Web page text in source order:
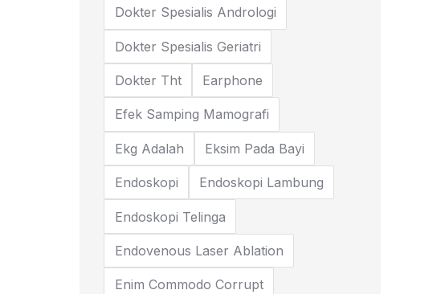
Dokter Spesialis Andrologi
Dokter Spesialis Geriatri
Dokter Tht Earphone
Efek Samping Mamografi
Ekg Adalah Eksim Pada Bayi
Endoskopi Endoskopi Lambung
Endoskopi Telinga
Endovenous Laser Ablation
Enim Commodo Corrupt